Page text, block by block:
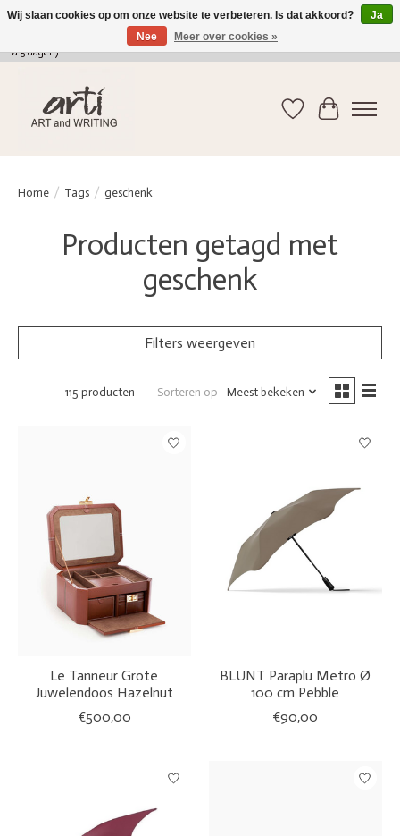
verkoop@arti-artandwriting.be/ +32 (0)471 41 82 41 / GRATIS verzending > 75 euro (2
a 5 dagen)
Verlanglijst
Home / Tags / geschenk
Producten getagd met
geschenk
Filters weergeven
115 producten Sorteren op Meest bekeken
Le Tanneur Grote
Juwelendoos Hazelnut
€500,00
BLUNT Paraplu Metro Ø
100 cm Pebble
€90,00
Wij slaan cookies op om onze website te verbeteren. Is dat akkoord?
Ja
Nee
Meer over cookies »